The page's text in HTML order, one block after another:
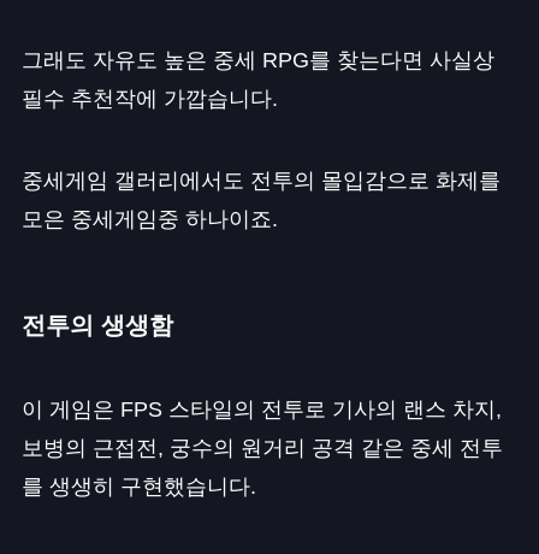
그래도 자유도 높은 중세 RPG를 찾는다면 사실상
필수 추천작에 가깝습니다.
중세게임 갤러리에서도 전투의 몰입감으로 화제를
모은 중세게임중 하나이죠.
전투의 생생함
이 게임은 FPS 스타일의 전투로 기사의 랜스 차지,
보병의 근접전, 궁수의 원거리 공격 같은 중세 전투
를 생생히 구현했습니다.